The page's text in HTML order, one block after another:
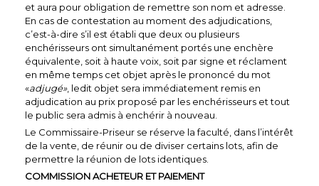
et aura pour obligation de remettre son nom et adresse.
En cas de contestation au moment des adjudications,
c’est-à-dire s’il est établi que deux ou plusieurs
enchérisseurs ont simultanément portés une enchère
équivalente, soit à haute voix, soit par signe et réclament
en même temps cet objet après le prononcé du mot
«adjugé», ledit objet sera immédiatement remis en
adjudication au prix proposé par les enchérisseurs et tout
le public sera admis à enchérir à nouveau.
Le Commissaire-Priseur se réserve la faculté, dans l’intérêt
de la vente, de réunir ou de diviser certains lots, afin de
permettre la réunion de lots identiques.
COMMISSION ACHETEUR ET PAIEMENT